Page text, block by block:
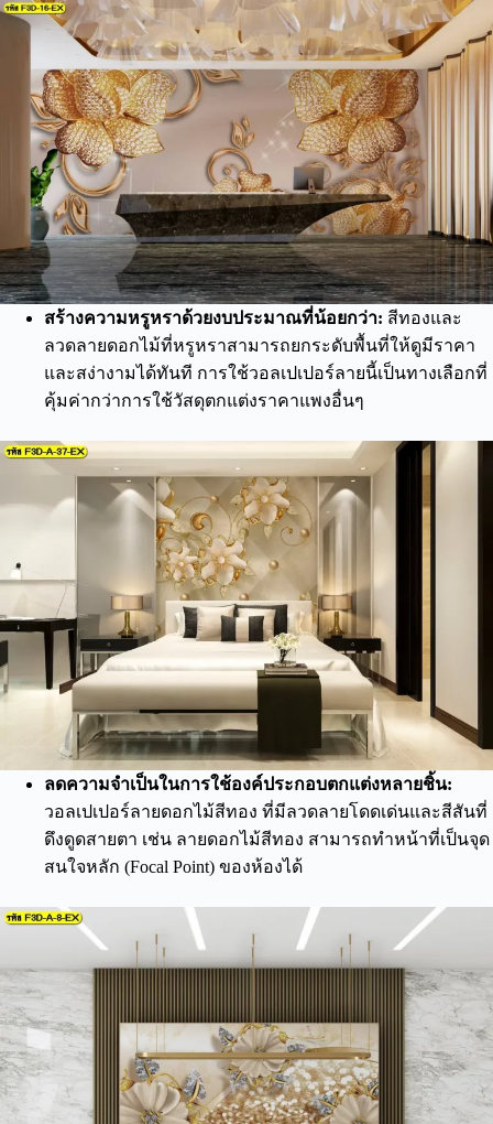
สร้างความหรูหราด้วยงบประมาณที่น้อยกว่า: สีทองและ
ลวดลายดอกไม้ที่หรูหราสามารถยกระดับพื้นที่ให้ดูมีราคา
และสง่างามได้ทันที การใช้วอลเปเปอร์ลายนี้เป็นทางเลือกที่
คุ้มค่ากว่าการใช้วัสดุตกแต่งราคาแพงอื่นๆ
ลดความจำเป็นในการใช้องค์ประกอบตกแต่งหลายชิ้น:
วอลเปเปอร์ลายดอกไม้สีทอง ที่มีลวดลายโดดเด่นและสีสันที่
ดึงดูดสายตา เช่น ลายดอกไม้สีทอง สามารถทำหน้าที่เป็นจุด
สนใจหลัก (Focal Point) ของห้องได้